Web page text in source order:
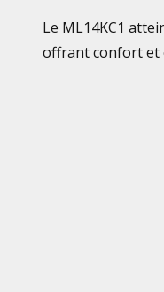
Le ML14KC1
offrant confort et